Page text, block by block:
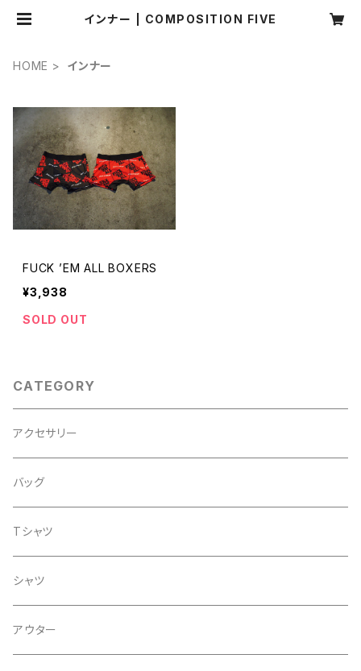
インナー | COMPOSITION FIVE
HOME インナー
FUCK ’EM ALL BOXERS
¥3,938
SOLD OUT
CATEGORY
アクセサリー
バッグ
Tシャツ
シャツ
アウター